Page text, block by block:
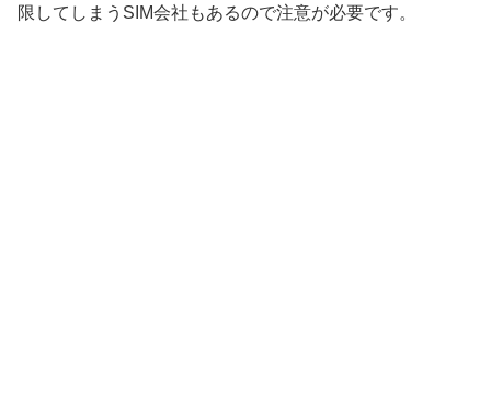
限してしまうSIM会社もあるので注意が必要です。